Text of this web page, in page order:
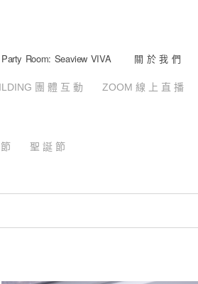
Room: Seaview VIVA 關 於 我 們
團 體 互 動 ZOOM 線 上 直 播
聖 誕 節